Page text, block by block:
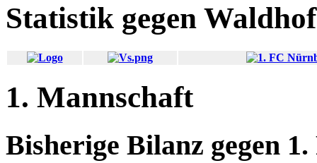
Statistik gegen Waldhof
1. Mannschaft
Bisherige Bilanz gegen